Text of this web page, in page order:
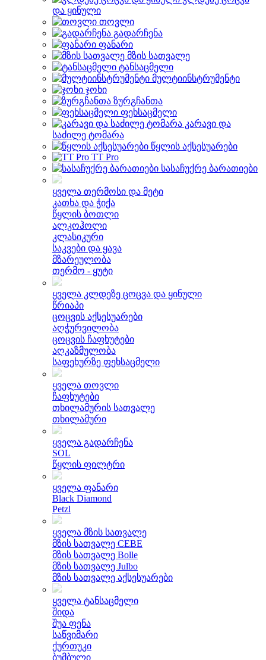
და ყინული
თოვლი
გადარჩენა
ფანარი
მზის სათვალე
ტანსაცმელი
მულტიინსტრუმენტი
ჯოხი
ზურგჩანთა
ფეხსაცმელი
კარავი და
საძილე ტომარა
წყლის აქსესუარები
TT Pro
სასაჩუქრე ბარათიები
ყველა თერმოსი და მეტი
კათხა და ჭიქა
წყლის ბოთლი
ალკოჰოლი
კლასიკური
საკვები და ყავა
მზარეულობა
თერმო - ყუტი
ყველა კლდეზე ცოცვა და ყინული
წრიაპი
ცოცვის აქსესუარები
აღჭურვილობა
ცოცვის ჩაფხუტები
აღკაზმულობა
საფეხურზე ფეხსაცმელი
ყველა თოვლი
ჩაფხუტები
თხილამურის სათვალე
თხილამური
ყველა გადარჩენა
SOL
წყლის ფილტრი
ყველა ფანარი
Black Diamond
Petzl
ყველა მზის სათვალე
მზის სათვალე CEBE
მზის სათვალე Bolle
მზის სათვალე Julbo
მზის სათვალე აქსესუარები
ყველა ტანსაცმელი
შიდა
შუა ფენა
საწვიმარი
ქურთუკი
ბუმბული